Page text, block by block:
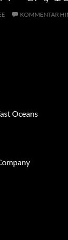
KOMMENTAR
Oceans